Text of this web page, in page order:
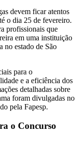
devem ficar atentos
o dia 25 de fevereiro.
profissionais que
em uma instituição
no estado de São
para o
e a eficiência dos
detalhadas sobre
foram divulgadas no
pela Fapesp.
o Concurso